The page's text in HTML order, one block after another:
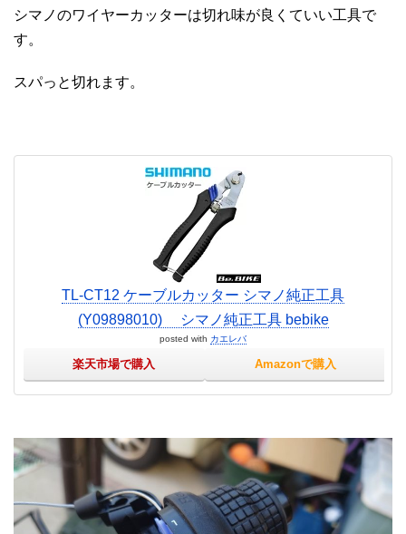
シマノのワイヤーカッターは切れ味が良くていい工具で
す。
スパっと切れます。
TL-CT12 ケーブルカッター シマノ純正工具
(Y09898010) シマノ純正工具 bebike
posted with カエレバ
楽天市場で購入 Amazonで購入